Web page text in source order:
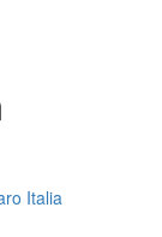
Italia